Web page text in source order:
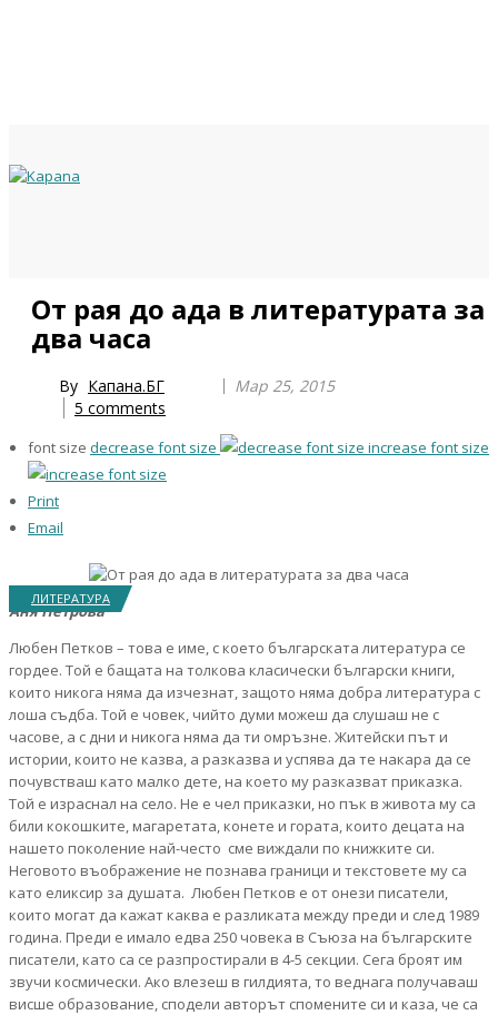
От рая до ада в литературата за
два часа
By Капана.БГ
Мар 25, 2015
5 comments
font size decrease font size increase font size
Print
Email
ЛИТЕРАТУРА
Аня Петрова
Любен Петков – това е име, с което българската литература се
гордее. Той е бащата на толкова класически български книги,
които никога няма да изчезнат, защото няма добра литература с
лоша съдба. Той е човек, чийто думи можеш да слушаш не с
часове, а с дни и никога няма да ти омръзне. Житейски път и
истории, които не казва, а разказва и успява да те накара да се
почувстваш като малко дете, на коeто му рaзказват приказка.
Той е израснал на село. Не е чел приказки, но пък в живота му са
били кокошките, магаретата, конете и гората, които децата на
нашето поколение най-често сме виждали по книжките си.
Неговото въображение не познава граници и текстовете му са
като еликсир за душата. Любен Петков е от онези писатели,
които могат да кажат каква е разликата между преди и след 1989
година. Преди е имало едва 250 човека в Съюза на българските
писатели, като са се разпростирали в 4-5 секции. Сега броят им
звучи космически. Ако влезеш в гилдията, то веднага получаваш
висше образование, сподели авторът спомените си и каза, че са
Year
Month
Year
Month